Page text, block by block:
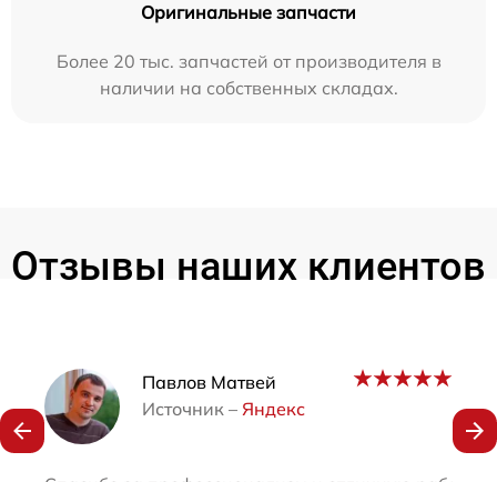
Оригинальные запчасти
Более 20 тыс. запчастей от производителя в
наличии на собственных складах.
Отзывы наших клиентов
Павлов Матвей
Источник – Яндекс
Наши мастера